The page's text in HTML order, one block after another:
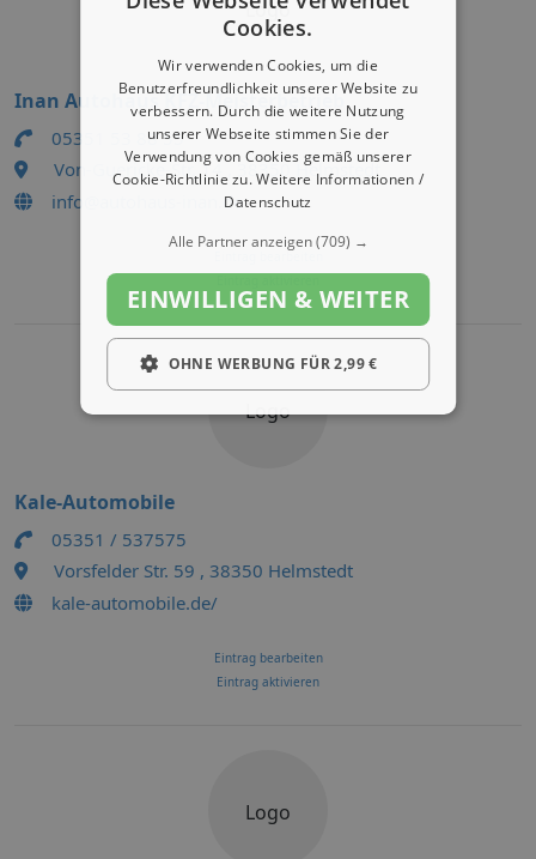
Logo
Inan Autohaus KFZ-Meisterbetrieb
05351 53 88 55
Von-Guericke-Str. 14 , 38350 Helmstedt
info@autohaus-inan.de
Logo
Kale-Automobile
05351 / 537575
Vorsfelder Str. 59 , 38350 Helmstedt
kale-automobile.de/
Eintrag bearbeiten
Eintrag aktivieren
Logo
Cookies.
Wir verwenden Cookies, um die
Benutzerfreundlichkeit unserer Website zu
verbessern. Durch die weitere Nutzung
unserer Webseite stimmen Sie der
Verwendung von Cookies gemäß unserer
Cookie-Richtlinie zu.Weitere Informationen /
Datenschutz
Alle Partner anzeigen(709) →
EINWILLIGEN & WEITER
OHNE WERBUNG FÜR 2,99 €